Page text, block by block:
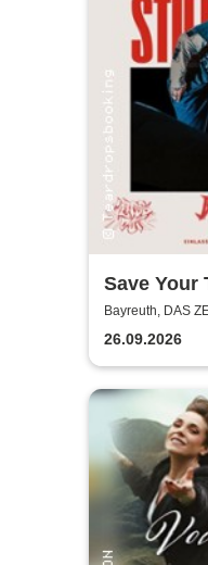
Save Your
in Love,
Necklock,
Bayreuth, DAS
26.09.2026